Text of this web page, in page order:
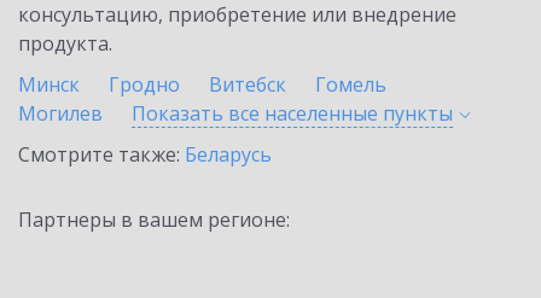
консультацию, приобретение или внедрение
продукта.
Минск
Гродно Витебск
Гомель
Могилев
Показать все населенные пункты
Смотрите также: Беларусь
Партнеры в вашем регионе: